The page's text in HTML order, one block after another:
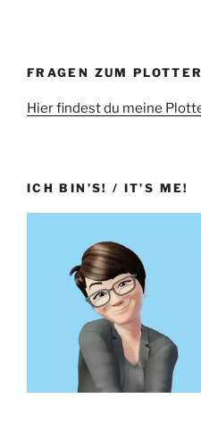
FRAGEN ZUM
Hier findest du meine
ICH BIN’S! / IT’S ME!